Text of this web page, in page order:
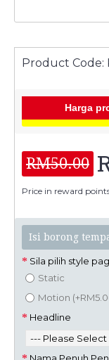
Product Code:
Harga
RM50.00
Price in reward
Isi borong
Sila pilih style
Static
Motion
Headline